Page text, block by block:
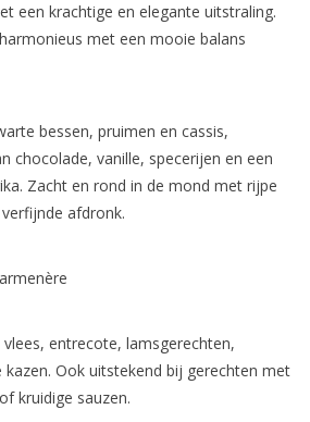
een krachtige en elegante uitstraling.
met een mooie balans
bessen, pruimen en cassis,
chocolade, vanille, specerijen en een
Zacht en rond in de mond met rijpe
afdronk.
entrecote, lamsgerechten,
Ook uitstekend bij gerechten met
kruidige sauzen.